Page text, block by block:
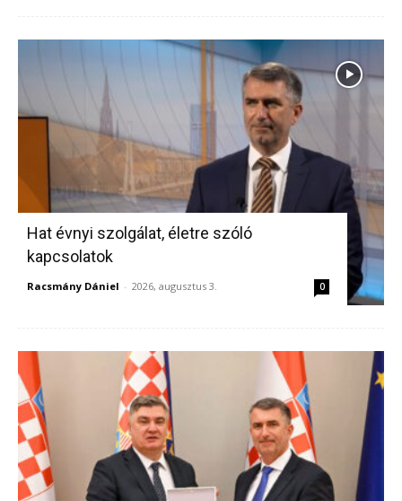
Hat évnyi szolgálat, életre szóló
kapcsolatok
Racsmány Dániel - 2026, augusztus 3. 0